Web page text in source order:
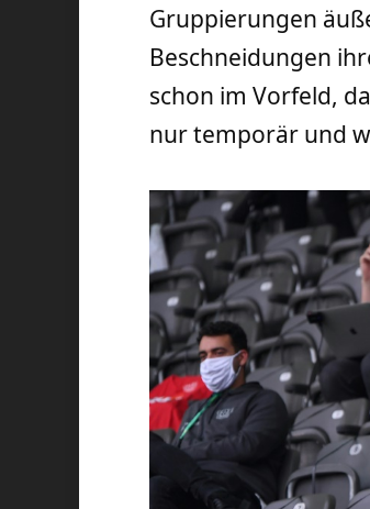
Gruppierungen
Beschneidungen
schon im Vorfeld,
nur temporär und